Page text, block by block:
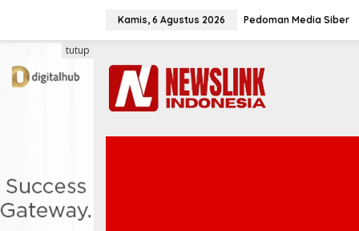
Kamis, 6 Agustus 2026 Pedoman Media Siber
tutup